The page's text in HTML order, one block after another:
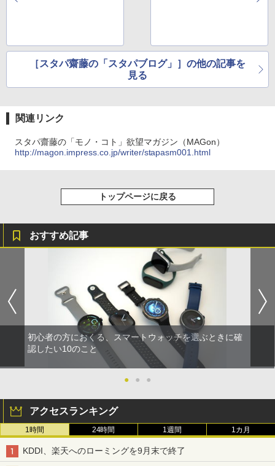
［スタパ齋藤の「スタパブログ」］の他の記事を
見る
関連リンク
スタパ齋藤の「モノ・コト」欲望マガジン（MAGon）
http://magon.impress.co.jp/writer/stapasm001.html
トップページに戻る
おすすめ記事
初心者の方におくる、スマートウォッチを選ぶときに確
認したい10のこと
● ● ●
アクセスランキング
1時間 24時間 1週間 1カ月
KDDI、楽天へのローミングを9月末で終了